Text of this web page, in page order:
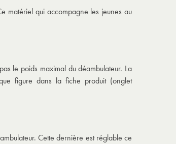
matériel qui accompagne les jeunes au
le poids maximal du déambulateur. La
figure dans la fiche produit (onglet
Cette dernière est réglable ce